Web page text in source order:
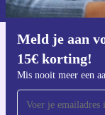
Meld je aan
15€ korting!
Mis nooit meer een